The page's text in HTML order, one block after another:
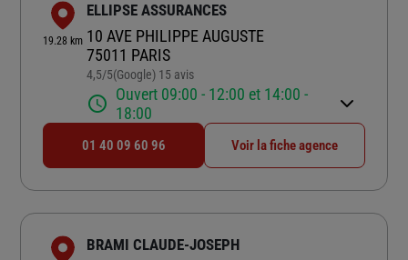
19.28 km
ELLIPSE ASSURANCES
10 AVE PHILIPPE AUGUSTE
75011 PARIS
4,5/5Note de 4.5 sur 5
(Google) 15 avis
Ouvert 09:00 - 12:00 et 14:00 -
18:00
01 40 09 60 96 Voir la fiche agence
BRAMI CLAUDE-JOSEPH